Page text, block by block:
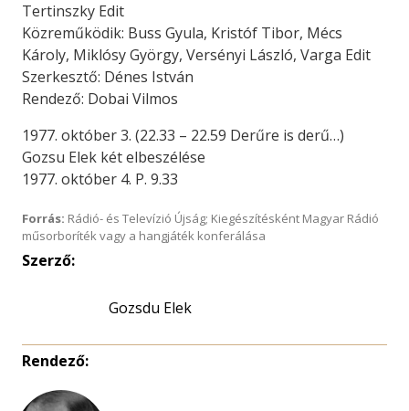
Tertinszky Edit
Közreműködik: Buss Gyula, Kristóf Tibor, Mécs
Károly, Miklósy György, Versényi László, Varga Edit
Szerkesztő: Dénes István
Rendező: Dobai Vilmos
1977. október 3. (22.33 – 22.59 Derűre is derű…)
Gozsu Elek két elbeszélése
1977. október 4. P. 9.33
Forrás: Rádió- és Televízió Újság; Kiegészítésként Magyar Rádió
műsorboríték vagy a hangjáték konferálása
Szerző:
Gozsdu Elek
Rendező: